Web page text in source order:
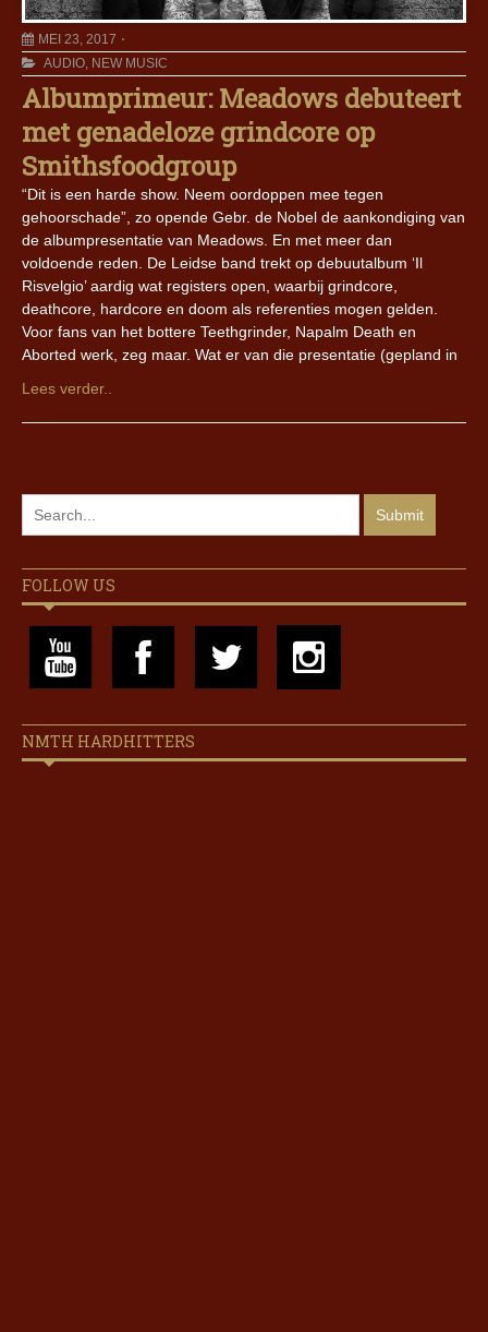
MEI 23, 2017
AUDIO, NEW MUSIC
Albumprimeur: Meadows debuteert
met genadeloze grindcore op
Smithsfoodgroup
“Dit is een harde show. Neem oordoppen mee tegen
gehoorschade”, zo opende Gebr. de Nobel de aankondiging van
de albumpresentatie van Meadows. En met meer dan
voldoende reden. De Leidse band trekt op debuutalbum ‘Il
Risvelgio’ aardig wat registers open, waarbij grindcore,
deathcore, hardcore en doom als referenties mogen gelden.
Voor fans van het bottere Teethgrinder, Napalm Death en
Aborted werk, zeg maar. Wat er van die presentatie (gepland in
Lees verder..
FOLLOW US
NMTH HARDHITTERS